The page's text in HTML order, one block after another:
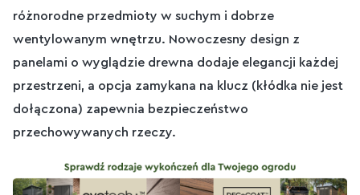
różnorodne przedmioty w suchym i dobrze
wentylowanym wnętrzu. Nowoczesny design z
panelami o wyglądzie drewna dodaje elegancji każdej
przestrzeni, a opcja zamykana na klucz (kłódka nie jest
dołączona) zapewnia bezpieczeństwo
przechowywanych rzeczy.